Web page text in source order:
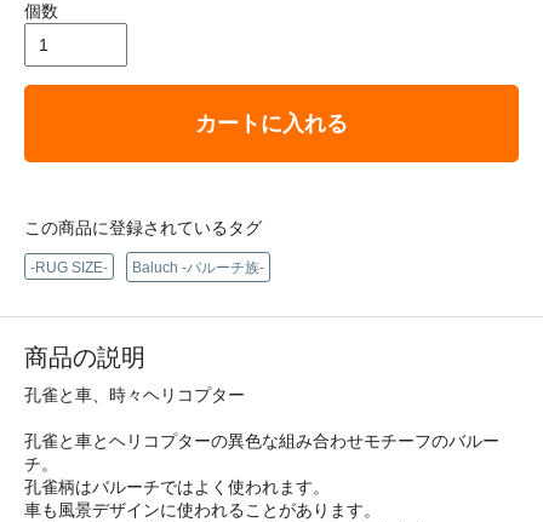
個数
カートに入れる
この商品に登録されているタグ
-RUG SIZE- Baluch -バルーチ族-
商品の説明
孔雀と車、時々ヘリコプター
孔雀と車とヘリコプターの異色な組み合わせモチーフのバルー
チ。
孔雀柄はバルーチではよく使われます。
車も風景デザインに使われることがあります。